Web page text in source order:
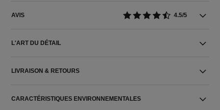
AVIS 4.5/5
L'ART DU DÉTAIL
LIVRAISON & RETOURS
CARACTÉRISTIQUES ENVIRONNEMENTALES